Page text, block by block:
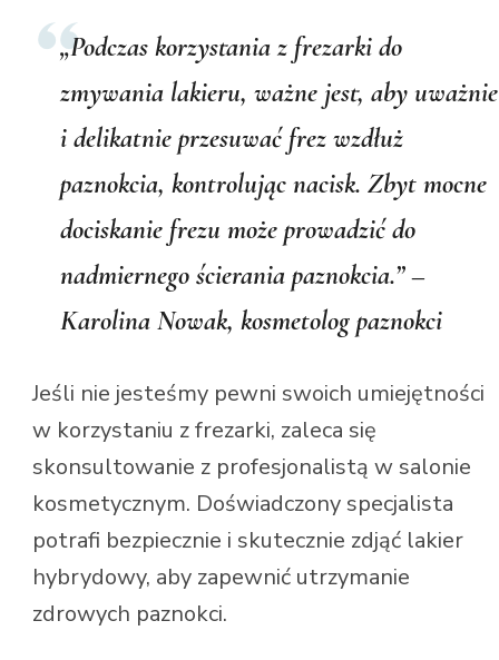
„Podczas korzystania z frezarki do
zmywania lakieru, ważne jest, aby uważnie
i delikatnie przesuwać frez wzdłuż
paznokcia, kontrolując nacisk. Zbyt mocne
dociskanie frezu może prowadzić do
nadmiernego ścierania paznokcia.” –
Karolina Nowak, kosmetolog paznokci
Jeśli nie jesteśmy pewni swoich umiejętności
w korzystaniu z frezarki, zaleca się
skonsultowanie z profesjonalistą w salonie
kosmetycznym. Doświadczony specjalista
potrafi bezpiecznie i skutecznie zdjąć lakier
hybrydowy, aby zapewnić utrzymanie
zdrowych paznokci.